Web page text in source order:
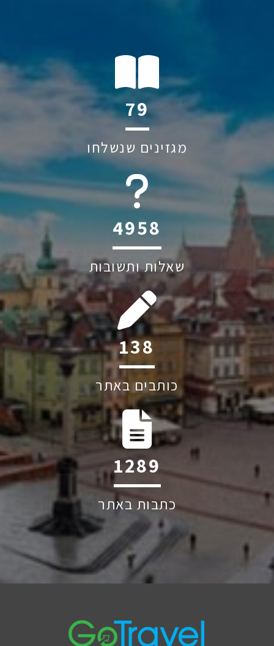
114
מגזינים שנשלחו
6045
שאלות ותשובות
200
כותבים באתר
1863
כתבות באתר